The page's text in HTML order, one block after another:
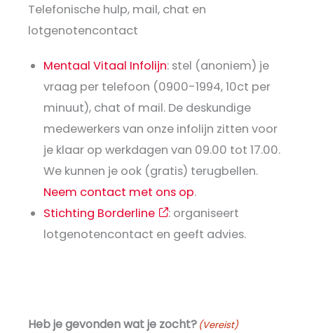
Telefonische hulp, mail, chat en
lotgenotencontact
Mentaal Vitaal Infolijn: stel (anoniem) je
vraag per telefoon (0900-1994, 10ct per
minuut), chat of mail. De deskundige
medewerkers van onze infolijn zitten voor
je klaar op werkdagen van 09.00 tot 17.00.
We kunnen je ook (gratis) terugbellen.
Neem contact met ons op.
Stichting Borderline
: organiseert
lotgenotencontact en geeft advies.
Heb je gevonden wat je zocht? (Vereist)